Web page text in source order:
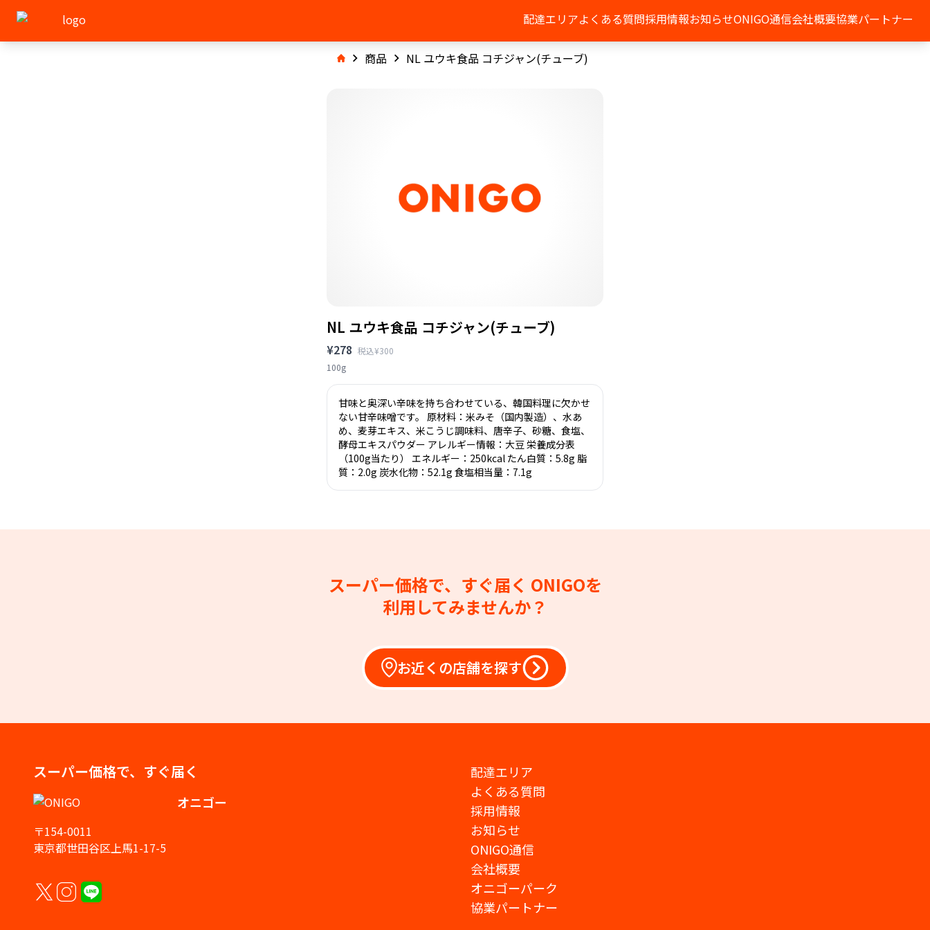
配達エリアよくある質問採用情報お知らせONIGO通信会社概要協業パートナー
商品 NL ユウキ食品 コチジャン(チューブ)
NL ユウキ食品 コチジャン(チューブ)
¥278 税込¥300
100g
甘味と奥深い辛味を持ち合わせている、韓国料理に欠かせ
ない甘辛味噌です。 原材料：米みそ（国内製造）、水あ
め、麦芽エキス、米こうじ調味料、唐辛子、砂糖、食塩、
酵母エキスパウダー アレルギー情報：大豆 栄養成分表
（100g当たり） エネルギー：250kcal たん白質：5.8g 脂
質：2.0g 炭水化物：52.1g 食塩相当量：7.1g
スーパー価格で、すぐ届く ONIGOを
利用してみませんか？
お近くの店舗を探す
スーパー価格で、すぐ届く
オニゴー
〒154-0011
東京都世田谷区上馬1-17-5
配達エリア
よくある質問
採用情報
お知らせ
ONIGO通信
会社概要
オニゴーパーク
協業パートナー